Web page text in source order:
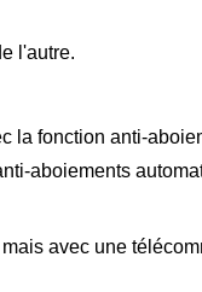
l'autre.
la fonction anti-
aboiements
avec une